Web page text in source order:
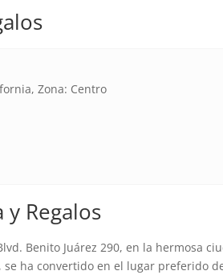
Zona: Centro
Regalos
Benito Juárez 290, en la hermosa
ha convertido en el lugar preferido